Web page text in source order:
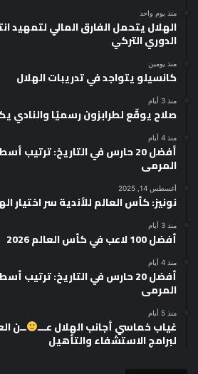
منذ يوم واحد
الهلال يتحمل الفارق المالي لتمهيد
الدوري التركي
منذ يومين
كانسيلو يتواجد في تدريبات الهلال
منذ 3 أيام
صلاح يوقّع لطرابزون رسميًا والنادي
منذ 4 أيام
أفضل 20 حارس في التاريخ:
المرمى
أغسطس 14, 2025
نونيز: كأس العالم للأندية سر اختيار
منذ 3 أيام
أفضل 100 لاعب في كأس العالم 2026
منذ 4 أيام
أفضل 20 حارس في التاريخ:
المرمى
منذ 5 أيام
غياب خماسي أجانب الهلال عـــ ــن
لبرامج الاستشفاء والتأهيل